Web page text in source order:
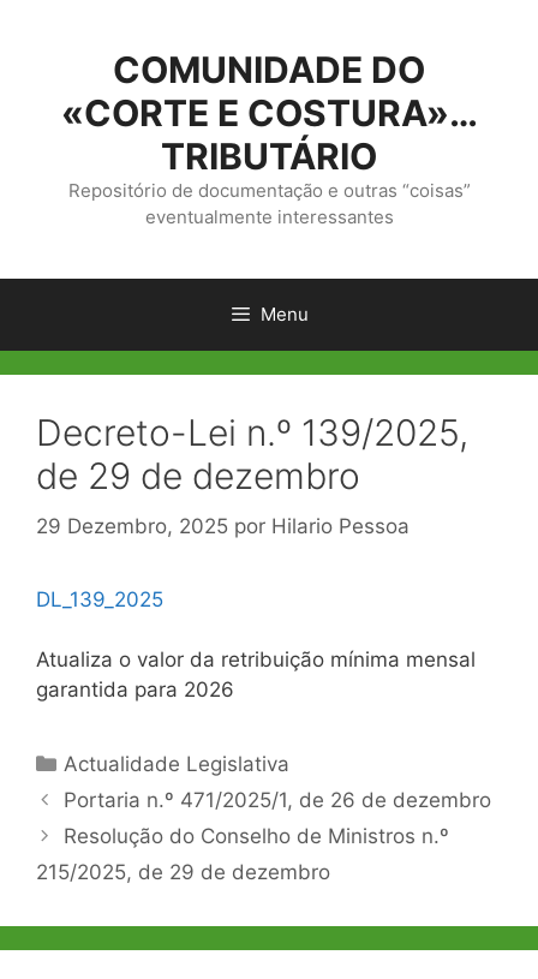
conteúdo
COMUNIDADE DO
«CORTE E COSTURA»…
TRIBUTÁRIO
Repositório de documentação e outras “coisas”
eventualmente interessantes
Menu
Decreto-Lei n.º 139/2025,
de 29 de dezembro
29 Dezembro, 2025 por Hilario Pessoa
DL_139_2025
Atualiza o valor da retribuição mínima mensal
garantida para 2026
Categorias
Actualidade Legislativa
Navegação
de
Portaria n.º 471/2025/1, de 26 de dezembro
Resolução do Conselho de Ministros n.º
215/2025, de 29 de dezembro